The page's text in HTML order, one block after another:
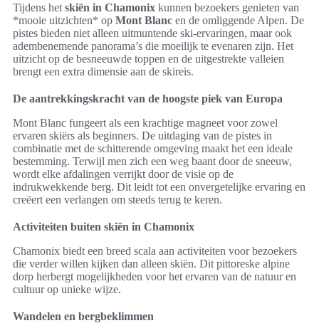
Tijdens het skiën in Chamonix kunnen bezoekers genieten van
*mooie uitzichten* op Mont Blanc en de omliggende Alpen. De
pistes bieden niet alleen uitmuntende ski-ervaringen, maar ook
adembenemende panorama’s die moeilijk te evenaren zijn. Het
uitzicht op de besneeuwde toppen en de uitgestrekte valleien
brengt een extra dimensie aan de skireis.
De aantrekkingskracht van de hoogste piek van Europa
Mont Blanc fungeert als een krachtige magneet voor zowel
ervaren skiërs als beginners. De uitdaging van de pistes in
combinatie met de schitterende omgeving maakt het een ideale
bestemming. Terwijl men zich een weg baant door de sneeuw,
wordt elke afdalingen verrijkt door de visie op de
indrukwekkende berg. Dit leidt tot een onvergetelijke ervaring en
creëert een verlangen om steeds terug te keren.
Activiteiten buiten skiën in Chamonix
Chamonix biedt een breed scala aan activiteiten voor bezoekers
die verder willen kijken dan alleen skiën. Dit pittoreske alpine
dorp herbergt mogelijkheden voor het ervaren van de natuur en
cultuur op unieke wijze.
Wandelen en bergbeklimmen